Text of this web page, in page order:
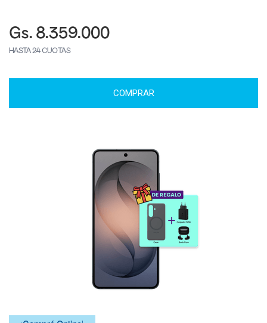
Gs. 8.359.000
HASTA 24 CUOTAS
COMPRAR